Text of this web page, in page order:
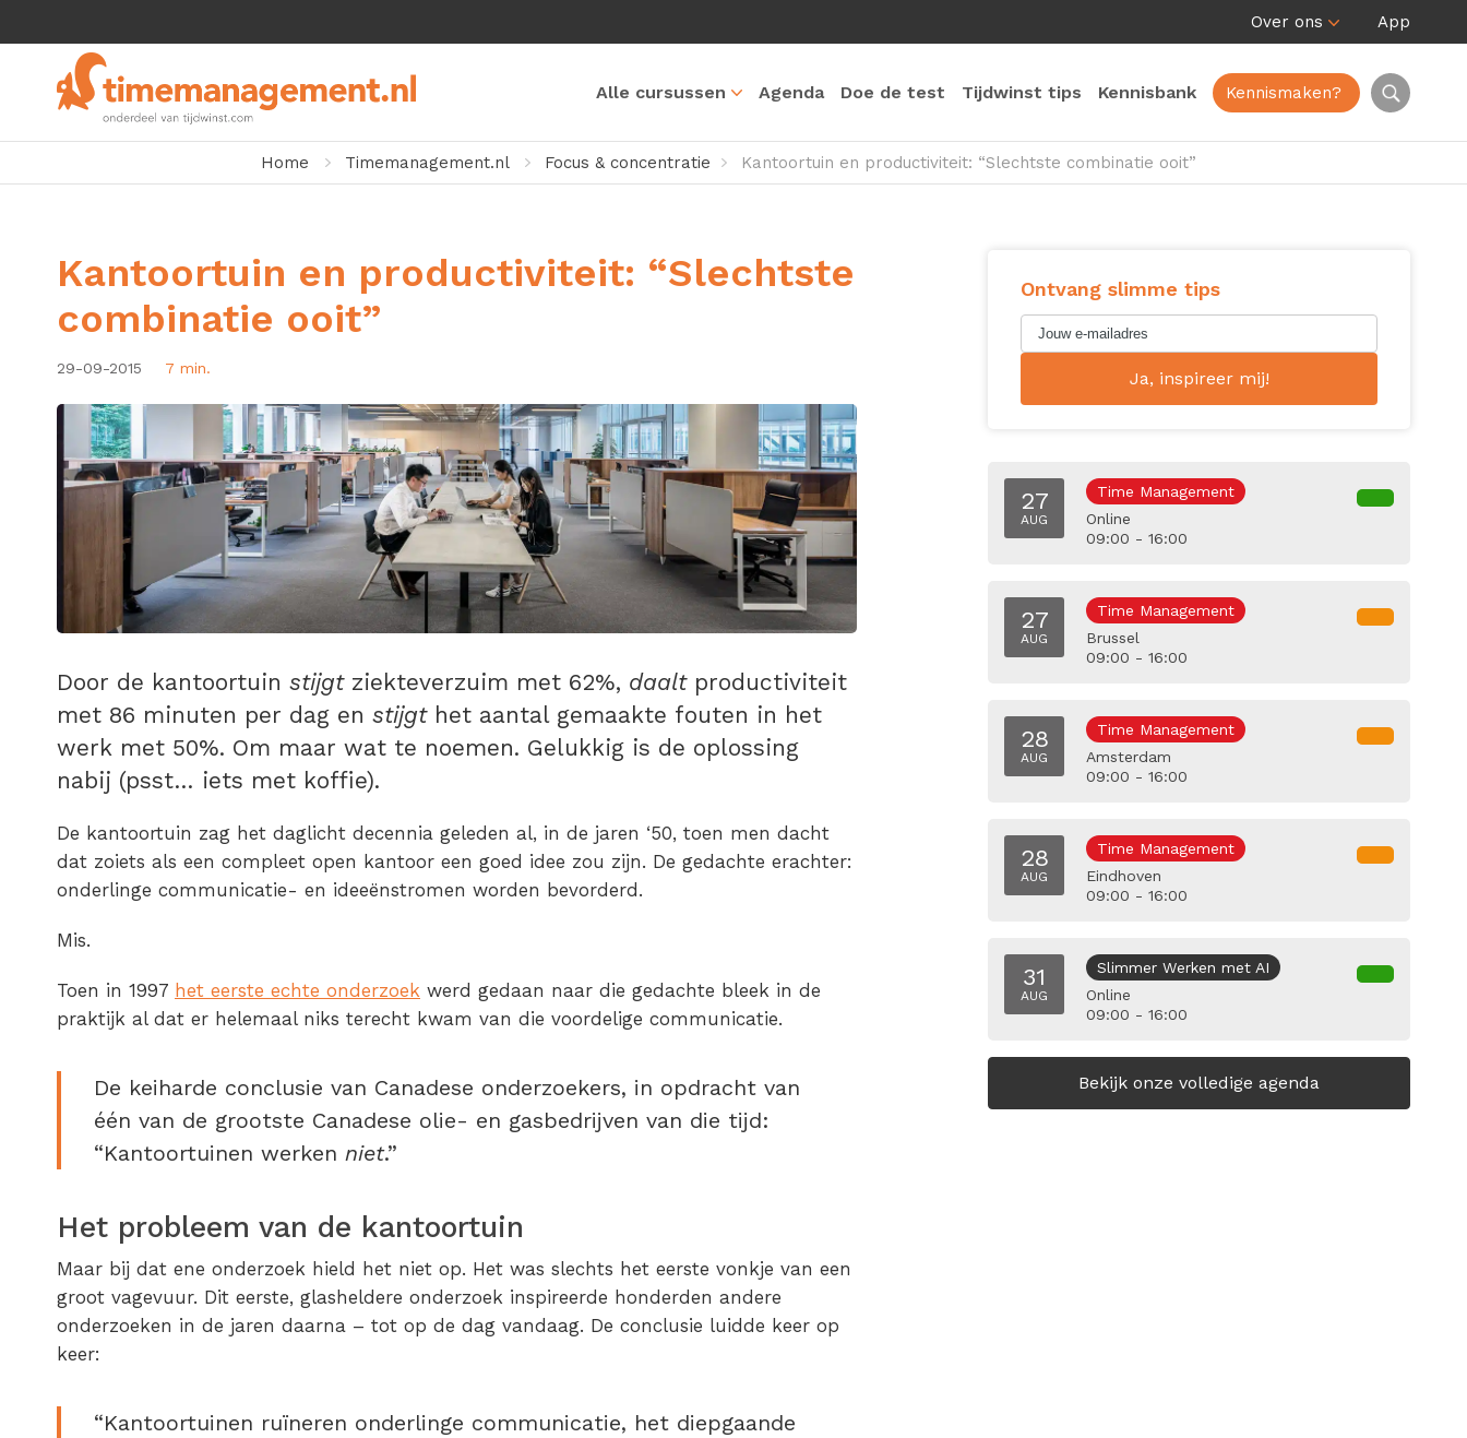
Over ons App
Alle cursussen Agenda Doe de test Tijdwinst tips Kennisbank Kennismaken?
Home Timemanagement.nl Focus & concentratie Kantoortuin en productiviteit: “Slechtste combinatie ooit”
Kantoortuin en productiviteit: “Slechtste
combinatie ooit”
29-09-2015 7 min.
Door de kantoortuin stijgtziekteverzuim met 62%, daaltproductiviteit
met 86 minuten per dag en stijgthet aantal gemaakte fouten in het
werk met 50%. Om maar wat te noemen. Gelukkig is de oplossing
nabij (psst… iets met koffie).
De kantoortuin zag het daglicht decennia geleden al, in de jaren ‘50, toen men dacht
dat zoiets als een compleet open kantoor een goed idee zou zijn. De gedachte erachter:
onderlinge communicatie- en ideeënstromen worden bevorderd.
Mis.
Toen in 1997 het eerste echte onderzoek werd gedaan naar die gedachte bleek in de
praktijk al dat er helemaal niks terecht kwam van die voordelige communicatie.
De keiharde conclusie van Canadese onderzoekers, in opdracht van
één van de grootste Canadese olie- en gasbedrijven van die tijd:
“Kantoortuinen werken niet.”
Het probleem van de kantoortuin
Maar bij dat ene onderzoek hield het niet op. Het was slechts het eerste vonkje van een
groot vagevuur. Dit eerste, glasheldere onderzoek inspireerde honderden andere
onderzoeken in de jaren daarna – tot op de dag vandaag. De conclusie luidde keer op
keer:
“Kantoortuinen ruïneren onderlinge communicatie, het diepgaande
Ontvang slimme tips
27
AUG
Time Management
Online
09:00 - 16:00
27
AUG
Time Management
Brussel
09:00 - 16:00
28
AUG
Time Management
Amsterdam
09:00 - 16:00
28
AUG
Time Management
Eindhoven
09:00 - 16:00
31
AUG
Slimmer Werken met AI
Online
09:00 - 16:00
Bekijk onze volledige agenda